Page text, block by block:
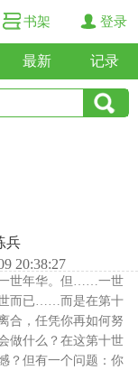
书架 登录
最新 记录
兵
20:38:27
一世年华。但……一世
世而已……而是在第十
合，任凭你再如何努
做什么？在这第十世
？但有一个问题：你